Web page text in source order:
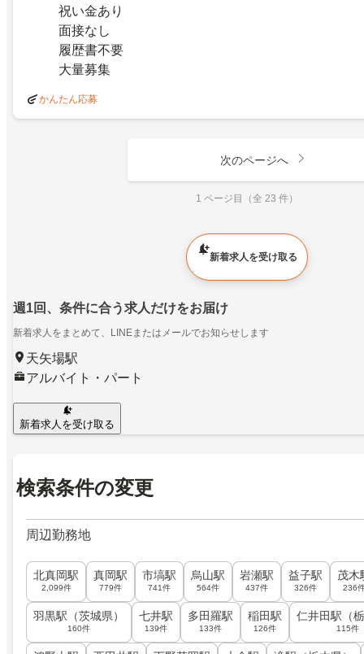
祝い金あり
面接なし
履歴書不要
大量募集
かんたん応募
次のページへ
1 ページ目（全 23 件）
新着求人を受け取る
週1回、条件に合う求人だけをお届け
新着求人をまとめて、LINEまたはメールでお知らせします
天矢場駅
アルバイト・パート
新着求人を受け取る
検索条件の変更
周辺勤務地
北真岡駅
2,099件
真岡駅
779件
市塙駅
741件
烏山駅
564件
岩瀬駅
437件
益子駅
326件
茂木
236
羽黒駅（茨城県）
160件
七井駅
139件
多田羅駅
133件
稲田駅
126件
仁井田駅（
115件